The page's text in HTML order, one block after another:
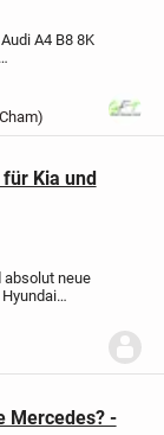
A4 B8 8K
Hersteller:
Kia und
absolut neue
rechts
Mercedes? -